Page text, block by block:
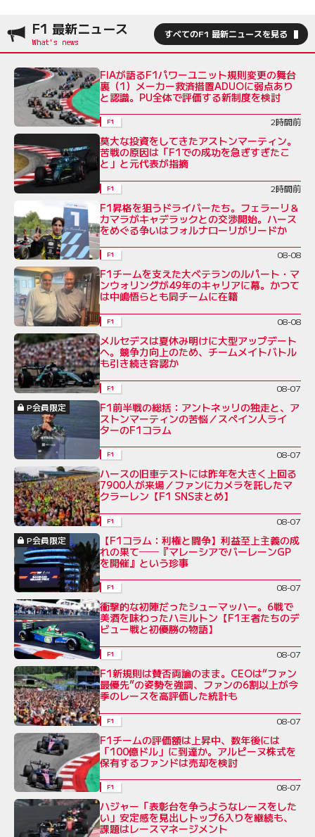
F1 最新ニュース すべてのF1 最新ニュースを見る
FIAが語るF1パワーユニット規則変更の舞台
裏（1）メーカー救済措置ADUOに弱点あり
と認識。PU全体で評価する新制度を検討
F1 2時間前
莫大な投資をしてきたアストンマーティン。
苦戦の原因は「F1での成功を急ぎすぎたこ
と」と元代表が指摘
F1 2時間前
F1昇格を狙うドライバーたち。フェラーリ＆
カマラがキャデラックとの交渉開始。ハース
をめぐる争いはフォルナローリがリードか
F1 08-08
F1チームを支えた大ベテランのルパート・マ
ンウォリングが49年のキャリアに幕。かつて
は中嶋悟らとも同チームに在籍
F1 08-08
メルセデスは夏休み明けに大型アップデート
へ。競争力向上のため、チームメイトバトル
も引き続き容認か
F1
08-07
P会員限定
F1前半戦の総括：アントネッリの独走と、ア
ストンマーティンの苦悩／スペイン人ライ
ターのF1コラム
F1 08-07
ハースの旧車テストには昨年を大きく上回る
7900人が来場／ファンにカメラを託したマ
クラーレン【F1 SNSまとめ】
F1
08-07
P会員限定
【F1コラム：利権と闘争】利益至上主義の成
れの果て──『マレーシアでバーレーンGP
を開催』という珍事
F1 08-07
衝撃的な初陣だったシューマッハー。6戦で
美酒を味わったハミルトン【F1王者たちのデ
ビュー戦と初優勝の物語】
F1 08-07
F1新規則は賛否両論のまま。CEOは“ファン
最優先”の姿勢を強調、ファンの6割以上が今
季のレースを高評価した統計も
F1 08-07
F1チームの評価額は上昇中、数年後には
「100億ドル」に到達か。アルピーヌ株式を
保有するファンドは売却を検討
F1 08-07
ハジャー「表彰台を争うようなレースをした
い」安定感を見出しトップ6入りを継続も、
課題はレースマネージメント